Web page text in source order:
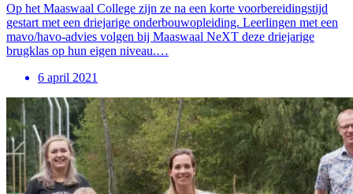
Op het Maaswaal College zijn ze na een korte voorbereidingstijd
gestart met een driejarige onderbouwopleiding. Leerlingen met een
mavo/havo-advies volgen bij Maaswaal NeXT deze driejarige
brugklas op hun eigen niveau.…
6 april 2021